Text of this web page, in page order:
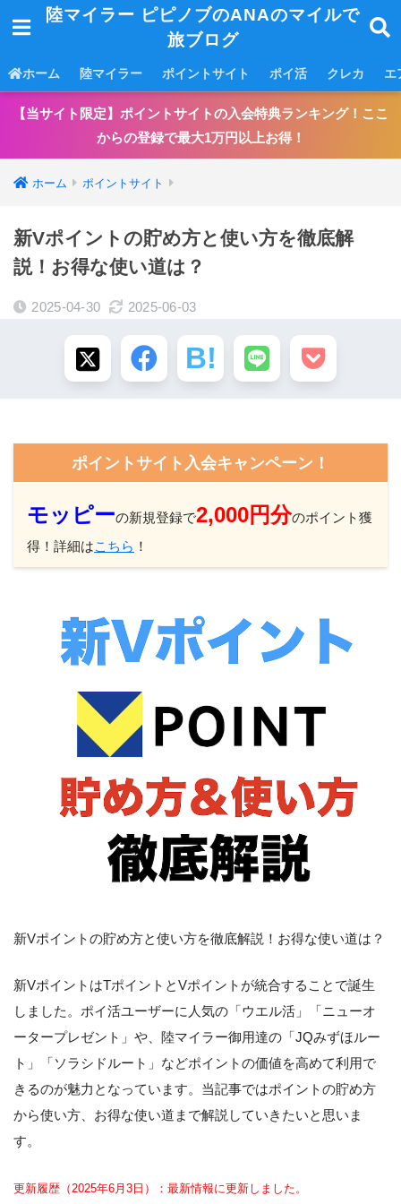
陸マイラー ピピノブのANAのマイルで
旅ブログ
ホーム 陸マイラー ポイントサイト ポイ活 クレカ エ
【当サイト限定】ポイントサイトの入会特典ランキング！ここ
からの登録で最大1万円以上お得！
ホーム ポイントサイト
新Vポイントの貯め方と使い方を徹底解
説！お得な使い道は？
2025-04-30 2025-06-03
ポイントサイト入会キャンペーン！
モッピーの新規登録で2,000円分のポイント獲
得！詳細はこちら ！
新Vポイントの貯め方と使い方を徹底解説！お得な使い道は？
新VポイントはTポイントとVポイントが統合することで誕生
しました。ポイ活ユーザーに人気の「ウエル活」「ニューオ
ータープレゼント」や、陸マイラー御用達の「JQみずほルー
ト」「ソラシドルート」などポイントの価値を高めて利用で
きるのが魅力となっています。当記事ではポイントの貯め方
から使い方、お得な使い道まで解説していきたいと思いま
す。
更新履歴（2025年6月3日）：最新情報に更新しました。